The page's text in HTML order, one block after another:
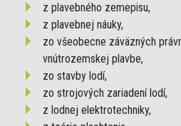
z plavebného zemepisu,
z plavebnej náuky,
zo všeobecne záväzných
vnútrozemskej plavbe,
zo stavby lodí,
zo strojových zariadení lodí,
z lodnej elektrotechniky,